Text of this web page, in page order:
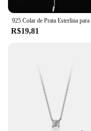
R$19,81